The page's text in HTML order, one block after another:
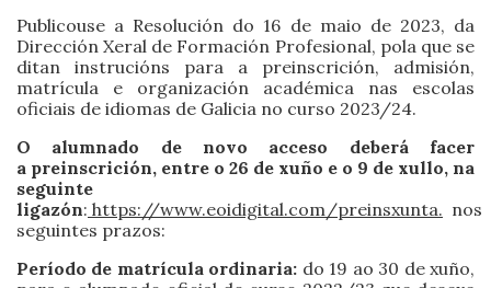
Publicouse a Resolución do 16 de maio de 2023, da
Dirección Xeral de Formación Profesional, pola que se
ditan instrucións para a preinscrición, admisión,
matrícula e organización académica nas escolas
oficiais de idiomas de Galicia no curso 2023/24.
O alumnado de novo acceso deberá facer
a preinscrición, entre o 26 de xuño e o 9 de xullo, na
seguinte
ligazón: https://www.eoidigital.com/preinsxunta. nos
seguintes prazos:
Período de matrícula ordinaria: do 19 ao 30 de xuño,